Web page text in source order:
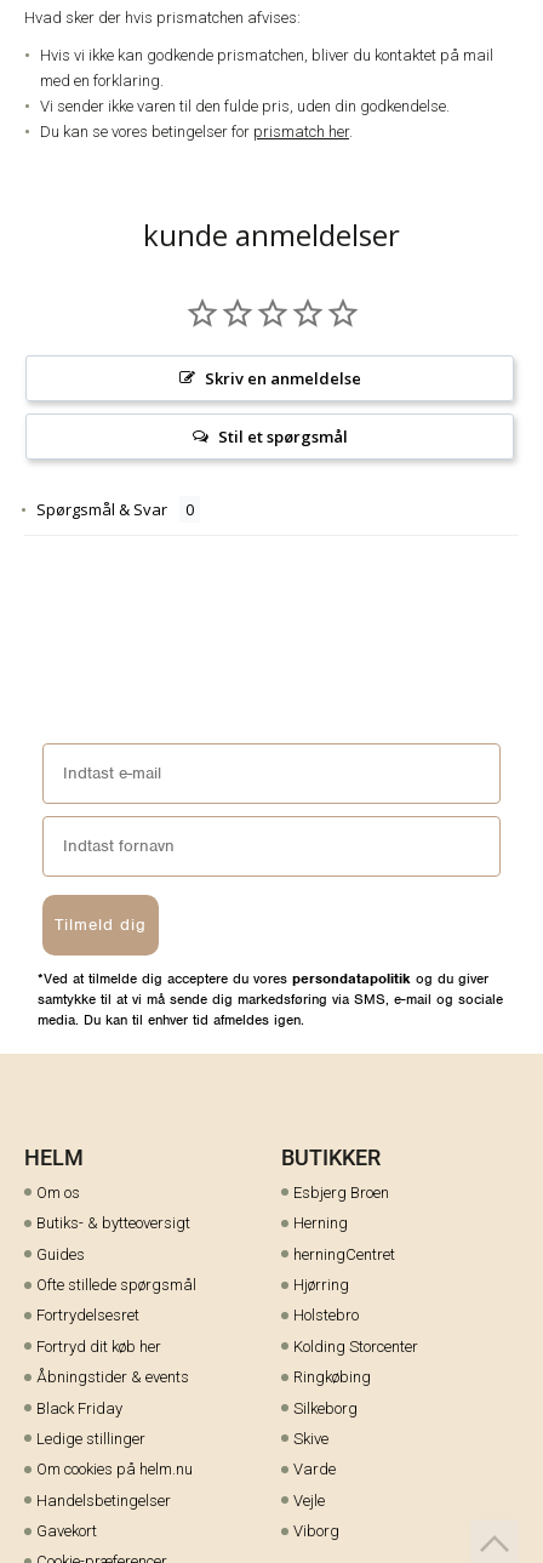
Hvad sker der hvis prismatchen afvises:
Hvis vi ikke kan godkende prismatchen, bliver du kontaktet på mail
med en forklaring.
Vi sender ikke varen til den fulde pris, uden din godkendelse.
Du kan se vores betingelser for prismatch her.
kunde anmeldelser
Skriv en anmeldelse
Stil et spørgsmål
Spørgsmål & Svar
Tilmeld dig
*Ved at tilmelde dig acceptere du vores persondatapolitik og du giver
samtykke til at vi må sende dig markedsføring via SMS, e-mail og sociale
media. Du kan til enhver tid afmeldes igen.
HELM
Om os
Butiks- & bytteoversigt
Guides
Ofte stillede spørgsmål
Fortrydelsesret
Fortryd dit køb her
Åbningstider & events
Black Friday
Ledige stillinger
Om cookies på helm.nu
Handelsbetingelser
Gavekort
BUTIKKER
Esbjerg Broen
Herning
herningCentret
Hjørring
Holstebro
Kolding Storcenter
Ringkøbing
Silkeborg
Skive
Varde
Vejle
Viborg